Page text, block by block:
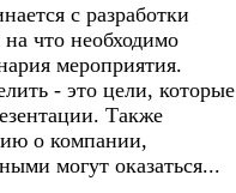
с разработки
что необходимо
мероприятия.
- это цели, которые
Также
о компании,
могут оказаться...